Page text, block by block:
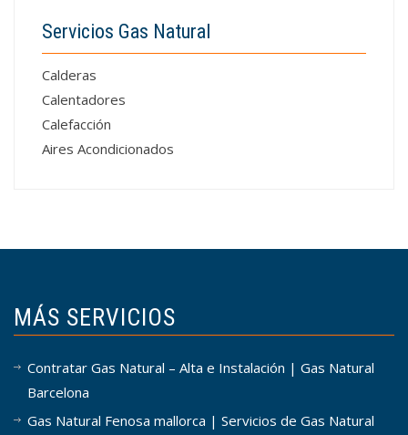
Servicios Gas Natural
Calderas
Calentadores
Calefacción
Aires Acondicionados
MÁS SERVICIOS
Contratar Gas Natural – Alta e Instalación | Gas Natural
Barcelona
Gas Natural Fenosa mallorca | Servicios de Gas Natural